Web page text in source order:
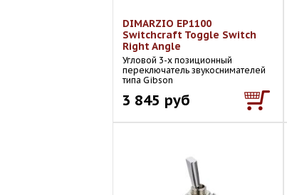
DIMARZIO EP1100
Switchcraft Toggle Switch
Right Angle
Угловой 3-х позиционный
переключатель звукоснимателей
типа Gibson
3 845 руб